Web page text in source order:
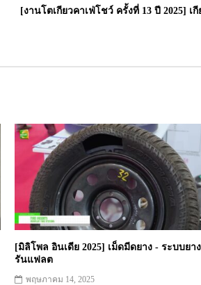
[งานโตเกียวคาเฟ่โชว์ ครั้งที่ 13 ปี 2025] เ
[มิลิโพล อินเดีย 2025] เม็ดมีดยาง - ระบบยาง
รันแฟลต
พฤษภาคม 14, 2025